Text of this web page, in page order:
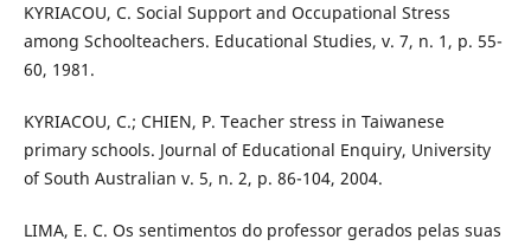
KYRIACOU, C. Social Support and Occupational Stress
among Schoolteachers. Educational Studies, v. 7, n. 1, p. 55-
60, 1981.
KYRIACOU, C.; CHIEN, P. Teacher stress in Taiwanese
primary schools. Journal of Educational Enquiry, University
of South Australian v. 5, n. 2, p. 86-104, 2004.
LIMA, E. C. Os sentimentos do professor gerados pelas suas